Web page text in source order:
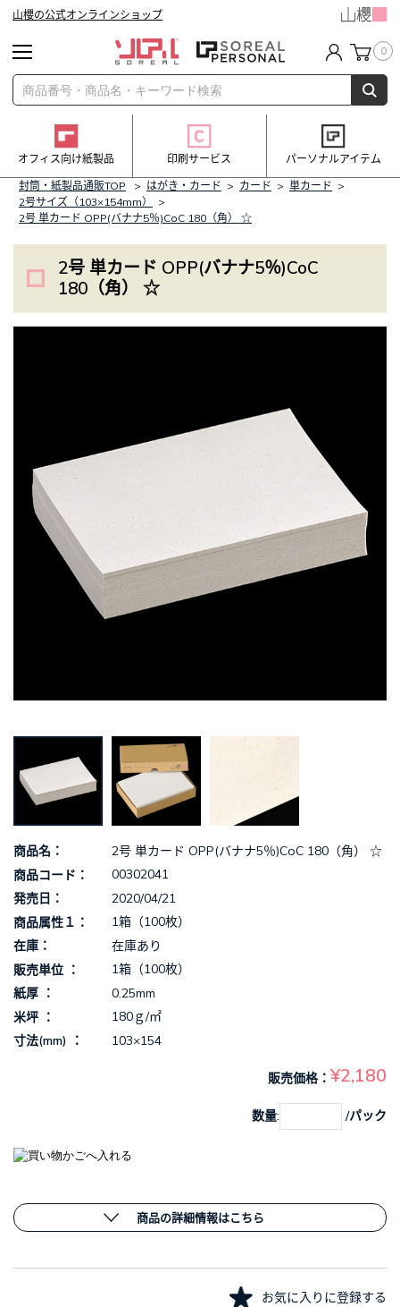
山櫻の公式オンラインショップ
0
オフィス向け紙製品 印刷サービス
パーソナルアイテム
封筒・紙製品通販TOP
> はがき・カード > カード > 単カード >
2号サイズ（103×154mm）
>
2号 単カード OPP(バナナ5％)CoC 180（角） ☆
2号 単カード OPP(バナナ5％)CoC
180（角） ☆
Prev
商品名
2号 単カード OPP(バナナ5％)CoC 180（角） ☆
商品コード
00302041
発売日
2020/04/21
商品属性１
1箱（100枚）
在庫
在庫あり
販売単位
1箱（100枚）
紙厚
0.25mm
米坪
180ｇ/㎡
寸法(mm)
103×154
販売価格 ¥2,180
数量: /パック
商品の詳細情報はこちら
お気に入りに登録する